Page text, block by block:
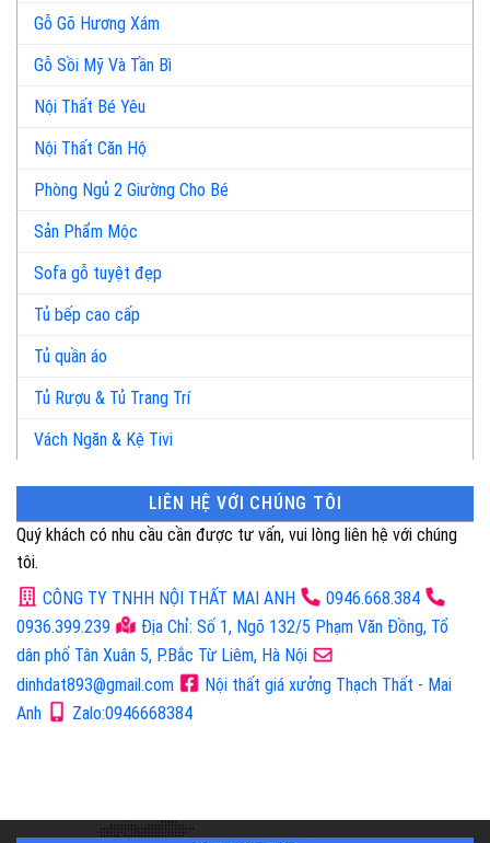
Gỗ Gõ Hương Xám
Gỗ Sồi Mỹ Và Tần Bì
Nội Thất Bé Yêu
Nội Thất Căn Hộ
Phòng Ngủ 2 Giường Cho Bé
Sản Phẩm Mộc
Sofa gỗ tuyệt đẹp
Tủ bếp cao cấp
Tủ quần áo
Tủ Rượu & Tủ Trang Trí
Vách Ngăn & Kệ Tivi
LIÊN HỆ VỚI CHÚNG TÔI
Quý khách có nhu cầu cần được tư vấn, vui lòng liên hệ với chúng
tôi.
CÔNG TY TNHH NỘI THẤT MAI ANH
0946.668.384
0936.399.239
Địa Chỉ: Số 1, Ngõ 132/5 Phạm Văn Đồng, Tổ
dân phố Tân Xuân 5, P.Bắc Từ Liêm, Hà Nội
dinhdat893@gmail.com
Nội thất giá xưởng Thạch Thất - Mai
Anh
Zalo:0946668384